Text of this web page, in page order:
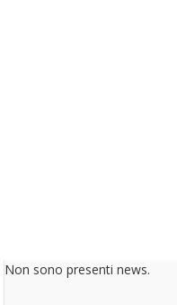
Non sono presenti news.